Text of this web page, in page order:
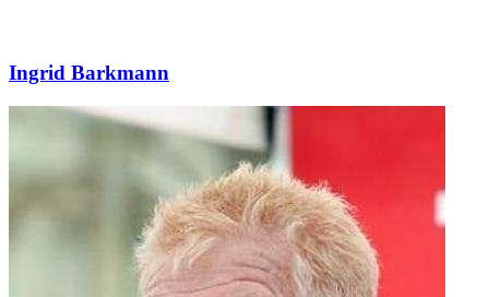
Ingrid Barkmann